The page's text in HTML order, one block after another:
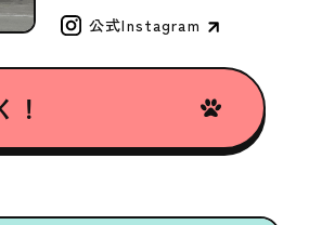
公式Instagram
！